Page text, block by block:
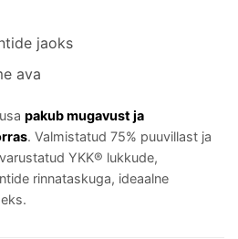
jaoks
ava
pakub mugavust ja
. Valmistatud 75% puuvillast ja
YKK® lukkude,
rinnataskuga, ideaalne